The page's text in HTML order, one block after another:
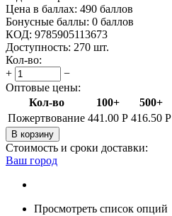
Цена в баллах: 490 баллов
Бонусные баллы: 0 баллов
КОД: 9785905113673
Доступность: 270 шт.
Кол-во:
+
−
Оптовые цены:
Кол-во
100+ 500+
Пожертвование 441.00 Р 416.50 Р
В корзину
Стоимость и сроки доставки:
Ваш город
Просмотреть список опций